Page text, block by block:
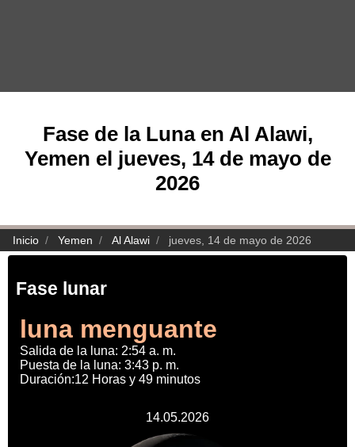
Fase de la Luna en Al Alawi,
Yemen el jueves, 14 de mayo de
2026
Inicio Yemen Al Alawi jueves, 14 de mayo de 2026
Fase lunar
luna menguante
Salida de la luna: 2:54 a. m.
Puesta de la luna: 3:43 p. m.
Duración:12 Horas y 49 minutos
14.05.2026